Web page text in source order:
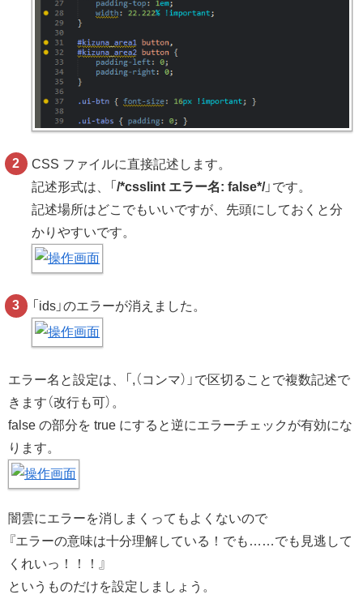
CSS ファイルに直接記述します。
記述形式は、「/*csslint エラー名: false*/」です。
記述場所はどこでもいいですが、先頭にしておくと分
かりやすいです。
「ids」のエラーが消えました。
エラー名と設定は、「,（コンマ）」で区切ることで複数記述で
きます（改行も可）。
false の部分を true にすると逆にエラーチェックが有効にな
ります。
闇雲にエラーを消しまくってもよくないので
『エラーの意味は十分理解している！でも……でも見逃して
くれいっ！！！』
というものだけを設定しましょう。